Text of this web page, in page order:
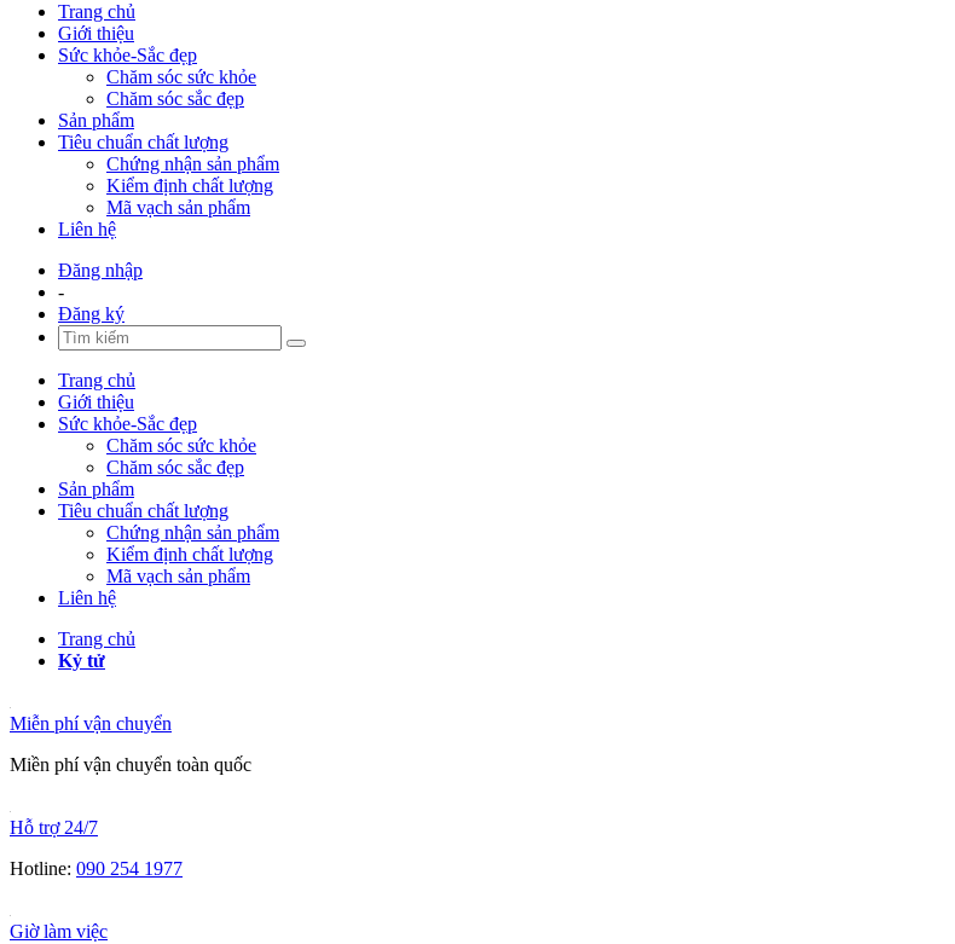
Trang chủ
Giới thiệu
Sức khỏe-Sắc đẹp
Chăm sóc sức khỏe
Chăm sóc sắc đẹp
Sản phẩm
Tiêu chuẩn chất lượng
Chứng nhận sản phẩm
Kiểm định chất lượng
Mã vạch sản phẩm
Liên hệ
Đăng nhập
-
Đăng ký
Trang chủ
Giới thiệu
Sức khỏe-Sắc đẹp
Chăm sóc sức khỏe
Chăm sóc sắc đẹp
Sản phẩm
Tiêu chuẩn chất lượng
Chứng nhận sản phẩm
Kiểm định chất lượng
Mã vạch sản phẩm
Liên hệ
Trang chủ
Kỷ tử
Miễn phí vận chuyển
Miền phí vận chuyển toàn quốc
Hỗ trợ 24/7
Hotline: 090 254 1977
Giờ làm việc